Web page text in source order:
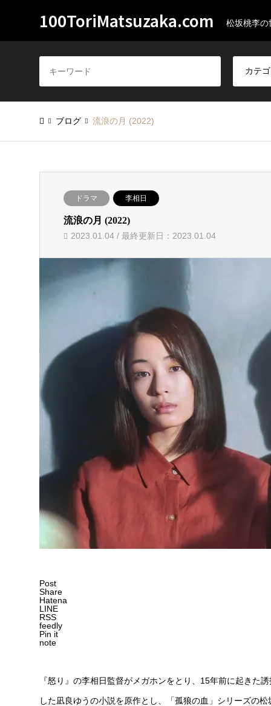
100ToriMatsuzaka.com 松坂桃李の
ブログ 流浪の月 (2022)
ドラマ 李相日
流浪の月 (2022)
2023.01.04 / 最終更新日：2023.01.04
Post
Share
Hatena
LINE
RSS
feedly
Pin it
note
『怒り』の李相日監督がメガホンをとり、15年前に起きた
した凪良ゆうの小説を原作とし、「孤狼の血」シリーズの